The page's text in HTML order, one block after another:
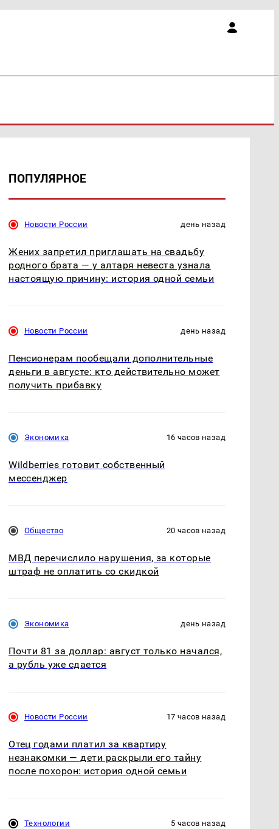
ПОПУЛЯРНОЕ
Новости России день назад
Жених запретил приглашать на свадьбу
родного брата — у алтаря невеста узнала
настоящую причину: история одной семьи
Новости России день назад
Пенсионерам пообещали дополнительные
деньги в августе: кто действительно может
получить прибавку
Экономика 16 часов назад
Wildberries готовит собственный
мессенджер
Общество 20 часов назад
МВД перечислило нарушения, за которые
штраф не оплатить со скидкой
Экономика день назад
Почти 81 за доллар: август только начался,
а рубль уже сдается
Новости России 17 часов назад
Отец годами платил за квартиру
незнакомки — дети раскрыли его тайну
после похорон: история одной семьи
Технологии 5 часов назад